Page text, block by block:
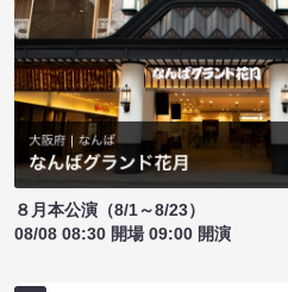
８月本公演（8/1～8/23）
08/08 08:30 開場 09:00 開演